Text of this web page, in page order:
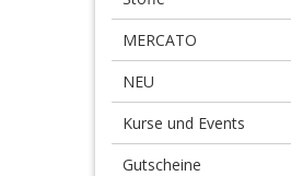
MERCATO
NEU
Kurse und Events
Gutscheine